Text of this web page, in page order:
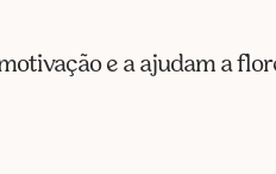
e a ajudam a